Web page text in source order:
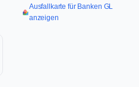
Ausfallkarte für Banken GL
anzeigen